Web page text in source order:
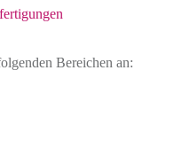
Bereichen an: